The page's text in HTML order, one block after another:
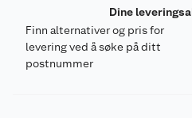
Dine
Finn alternativer og pris for
levering ved å søke på ditt
postnummer